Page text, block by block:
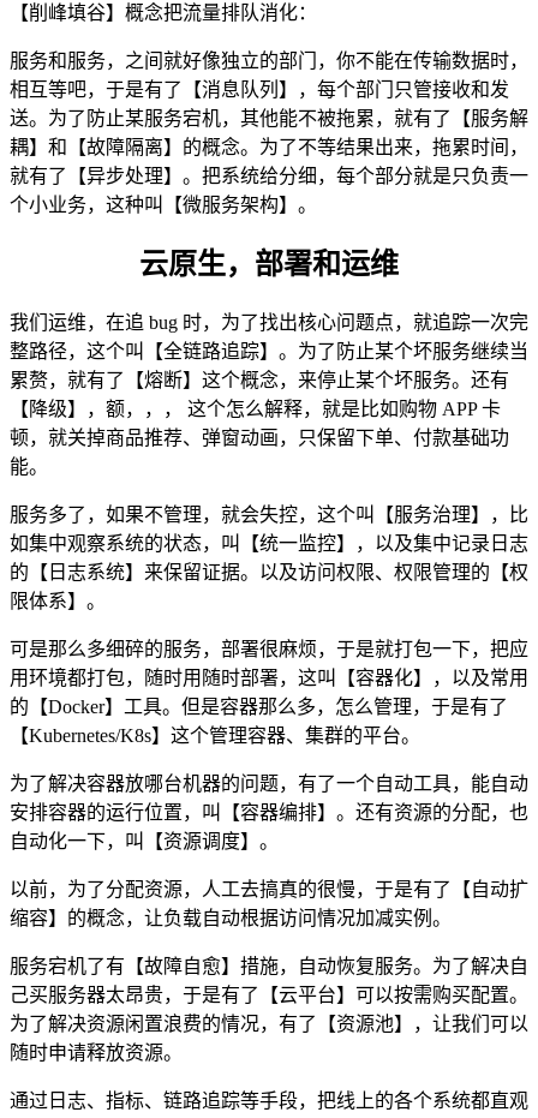
【削峰填谷】概念把流量排队消化：
服务和服务，之间就好像独立的部门，你不能在传输数据时，
相互等吧，于是有了【消息队列】，每个部门只管接收和发
送。为了防止某服务宕机，其他能不被拖累，就有了【服务解
耦】和【故障隔离】的概念。为了不等结果出来，拖累时间，
就有了【异步处理】。把系统给分细，每个部分就是只负责一
个小业务，这种叫【微服务架构】。
云原生，部署和运维
我们运维，在追 bug 时，为了找出核心问题点，就追踪一次完
整路径，这个叫【全链路追踪】。为了防止某个坏服务继续当
累赘，就有了【熔断】这个概念，来停止某个坏服务。还有
【降级】，额，，， 这个怎么解释，就是比如购物 APP 卡
顿，就关掉商品推荐、弹窗动画，只保留下单、付款基础功
能。
服务多了，如果不管理，就会失控，这个叫【服务治理】，比
如集中观察系统的状态，叫【统一监控】，以及集中记录日志
的【日志系统】来保留证据。以及访问权限、权限管理的【权
限体系】。
可是那么多细碎的服务，部署很麻烦，于是就打包一下，把应
用环境都打包，随时用随时部署，这叫【容器化】，以及常用
的【Docker】工具。但是容器那么多，怎么管理，于是有了
【Kubernetes/K8s】这个管理容器、集群的平台。
为了解决容器放哪台机器的问题，有了一个自动工具，能自动
安排容器的运行位置，叫【容器编排】。还有资源的分配，也
自动化一下，叫【资源调度】。
以前，为了分配资源，人工去搞真的很慢，于是有了【自动扩
缩容】的概念，让负载自动根据访问情况加减实例。
服务宕机了有【故障自愈】措施，自动恢复服务。为了解决自
己买服务器太昂贵，于是有了【云平台】可以按需购买配置。
为了解决资源闲置浪费的情况，有了【资源池】，让我们可以
随时申请释放资源。
通过日志、指标、链路追踪等手段，把线上的各个系统都直观